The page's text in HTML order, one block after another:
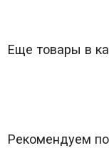
Еще товары в
Рекомендуем